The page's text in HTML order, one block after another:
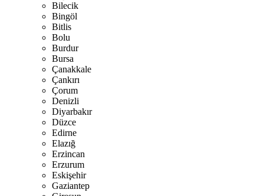
Bilecik
Bingöl
Bitlis
Bolu
Burdur
Bursa
Çanakkale
Çankırı
Çorum
Denizli
Diyarbakır
Düzce
Edirne
Elazığ
Erzincan
Erzurum
Eskişehir
Gaziantep